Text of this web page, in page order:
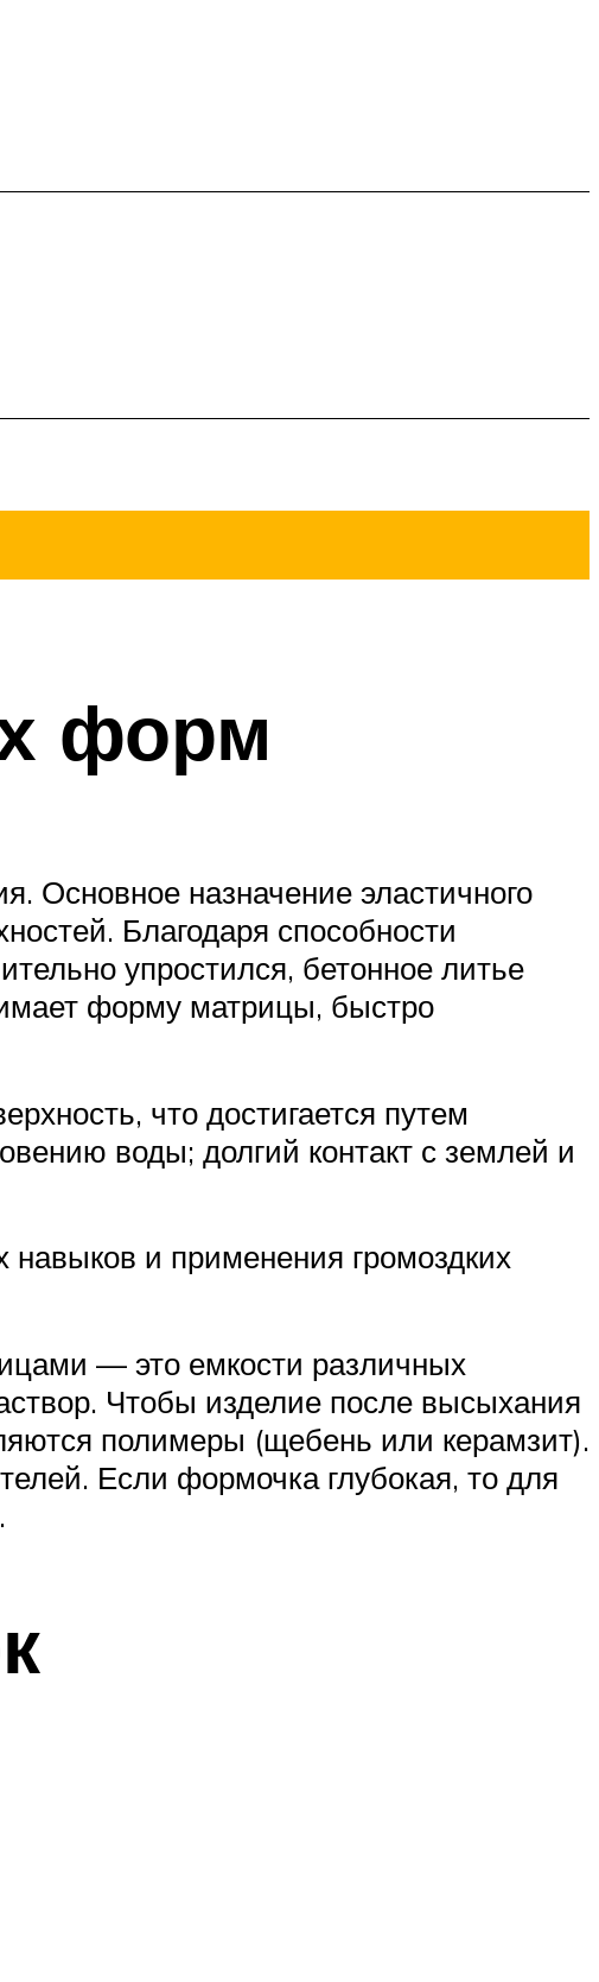
форм
Основное назначение эластичного
Благодаря способности
упростился, бетонное литье
форму матрицы, быстро
что достигается путем
воды; долгий контакт с землей и
навыков и применения громоздких
— это емкости различных
Чтобы изделие после высыхания
полимеры (щебень или керамзит).
Если формочка глубокая, то для